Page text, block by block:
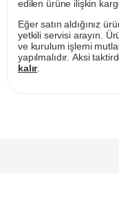
edilen ürüne ilişkin
Eğer satın aldığınız
yetkili servisi arayın.
ve kurulum işlemi
yapılmalıdır. Aksi
kalır.